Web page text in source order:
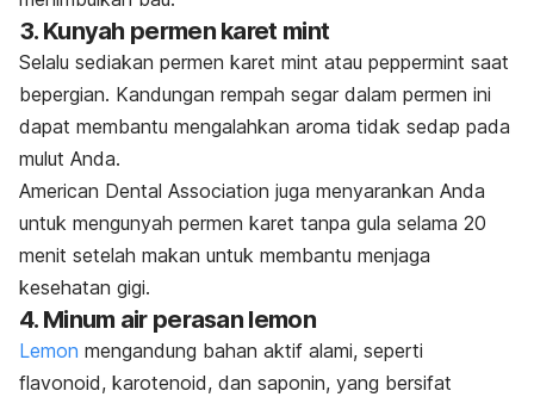
3. Kunyah permen karet mint
Selalu sediakan permen karet mint atau peppermint saat
bepergian. Kandungan rempah segar dalam permen ini
dapat membantu mengalahkan aroma tidak sedap pada
mulut Anda.
American Dental Association juga menyarankan Anda
untuk mengunyah permen karet tanpa gula selama 20
menit setelah makan untuk membantu menjaga
kesehatan gigi.
4. Minum air perasan lemon
Lemon mengandung bahan aktif alami, seperti
flavonoid, karotenoid, dan saponin, yang bersifat